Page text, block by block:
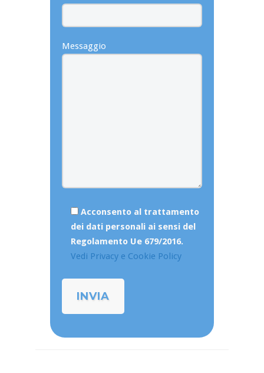
Messaggio
Acconsento al trattamento
dei dati personali ai sensi del
Regolamento Ue 679/2016.
Vedi Privacy e Cookie Policy